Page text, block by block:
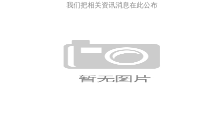
我们把相关资讯消息在此公布